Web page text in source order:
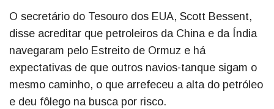
O secretário do Tesouro dos EUA, Scott Bessent,
disse acreditar que petroleiros da China e da Índia
navegaram pelo Estreito de Ormuz e há
expectativas de que outros navios-tanque sigam o
mesmo caminho, o que arrefeceu a alta do petróleo
e deu fôlego na busca por risco.